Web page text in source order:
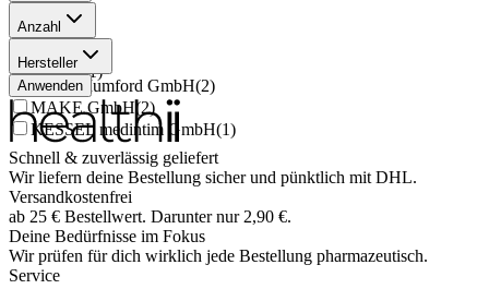
Anzahl
( 4)
3 Stück(1)
Hersteller
Owen Mumford GmbH(2)
MAKE GmbH(2)
KESSEL medintim GmbH(1)
Anwenden
Schnell & zuverlässig geliefert
Wir liefern deine Bestellung sicher und pünktlich mit DHL.
Versandkostenfrei
ab 25 € Bestellwert. Darunter nur 2,90 €.
Deine Bedürfnisse im Fokus
Wir prüfen für dich wirklich jede Bestellung pharmazeutisch.
Service